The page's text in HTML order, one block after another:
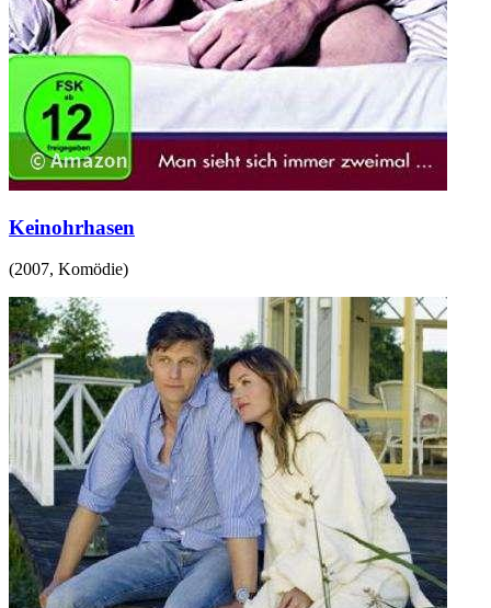
Keinohrhasen
(2007, Komödie)